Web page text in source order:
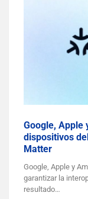
Google, Apple
dispositivos
Matter
Google, Apple y
garantizar la
resultado…